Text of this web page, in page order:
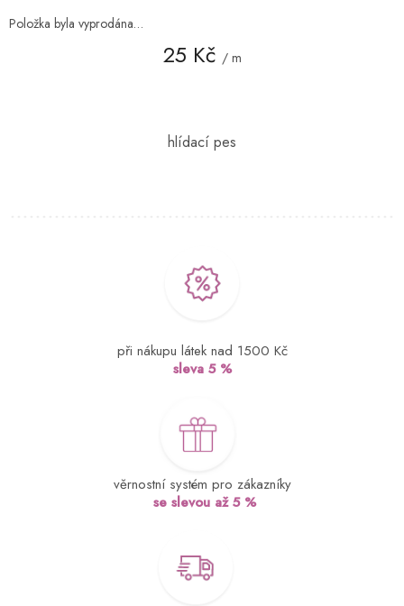
25 Kč / m
Položka byla vyprodána…
při nákupu látek nad 1500 Kč
sleva 5 %
věrnostní systém pro zákazníky
se slevou až 5 %